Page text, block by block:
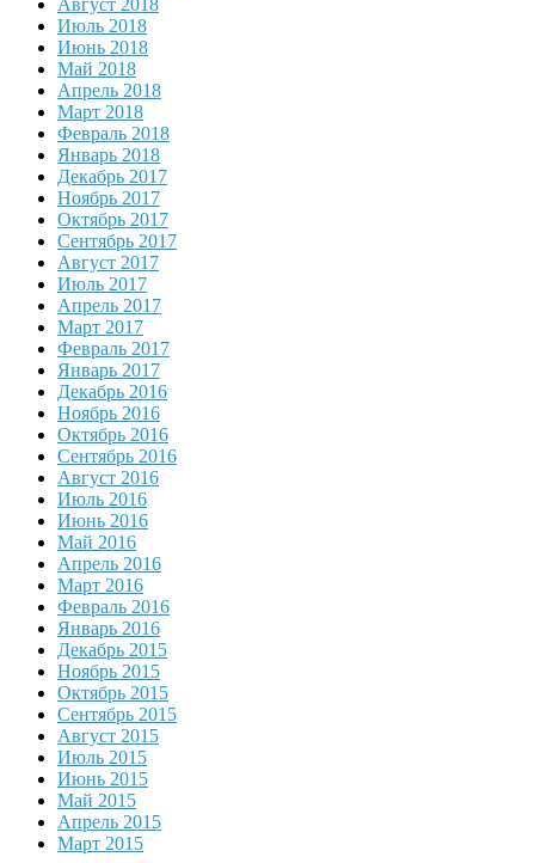
Август 2018
Июль 2018
Июнь 2018
Май 2018
Апрель 2018
Март 2018
Февраль 2018
Январь 2018
Декабрь 2017
Ноябрь 2017
Октябрь 2017
Сентябрь 2017
Август 2017
Июль 2017
Апрель 2017
Март 2017
Февраль 2017
Январь 2017
Декабрь 2016
Ноябрь 2016
Октябрь 2016
Сентябрь 2016
Август 2016
Июль 2016
Июнь 2016
Май 2016
Апрель 2016
Март 2016
Февраль 2016
Январь 2016
Декабрь 2015
Ноябрь 2015
Октябрь 2015
Сентябрь 2015
Август 2015
Июль 2015
Июнь 2015
Май 2015
Апрель 2015
Март 2015